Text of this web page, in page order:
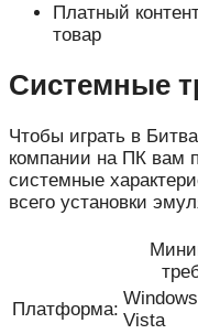
Платный
товар
Системные
Чтобы играть в
компании на ПК вам
системные
всего установки
Платформа:
Vista